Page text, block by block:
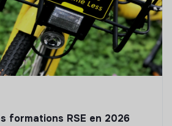
formations RSE en 2026